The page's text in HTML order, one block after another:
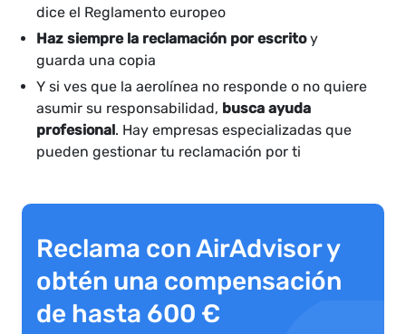
dice el Reglamento europeo
Haz siempre la reclamación por escritoy
guarda una copia
Y si ves que la aerolínea no responde o no quiere
asumir su responsabilidad, busca ayuda
profesional. Hay empresas especializadas que
pueden gestionar tu reclamación por ti
Reclama con AirAdvisor y
obtén una compensación
de hasta 600 €